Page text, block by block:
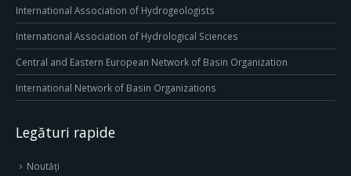
International Association of Hydrogeologists
International Association of Hydrological Sciences
Central and Eastern European Network of Basin Organization
International Network of Basin Organizations
Legături rapide
Noutăți